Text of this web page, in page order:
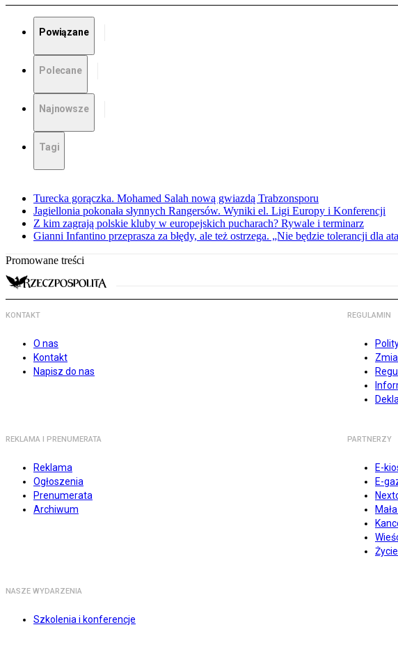
Powiązane
Polecane
Najnowsze
Tagi
Turecka gorączka. Mohamed Salah nową gwiazdą Trabzonsporu
Jagiellonia pokonała słynnych Rangersów. Wyniki el. Ligi Europy i Konferencji
Z kim zagrają polskie kluby w europejskich pucharach? Rywale i terminarz
Gianni Infantino przeprasza za błędy, ale też ostrzega. „Nie będzie tolerancji dla
Promowane treści
KONTAKT
O nas
Kontakt
Napisz do nas
REGULAMIN
REKLAMA I PRENUMERATA
Reklama
Ogłoszenia
Prenumerata
Archiwum
PARTNERZY
E-
E-
NASZE WYDARZENIA
Szkolenia i konferencje